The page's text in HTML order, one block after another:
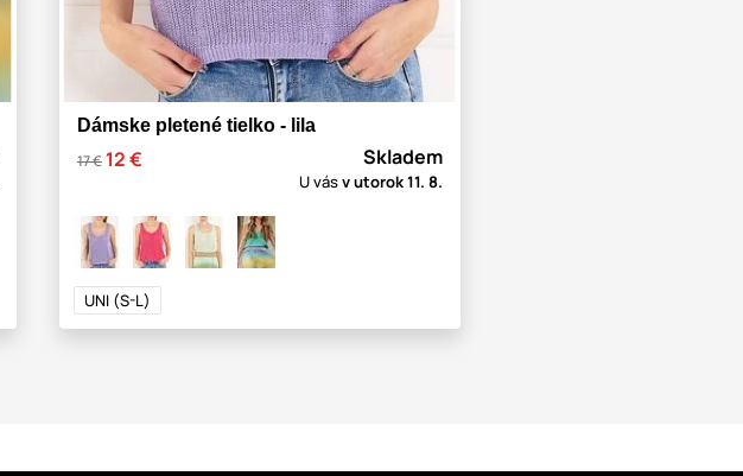
Dámske pletené tielko - lila
17 € 12 € Skladem
U vásv utorok11. 8.
UNI (S-L)